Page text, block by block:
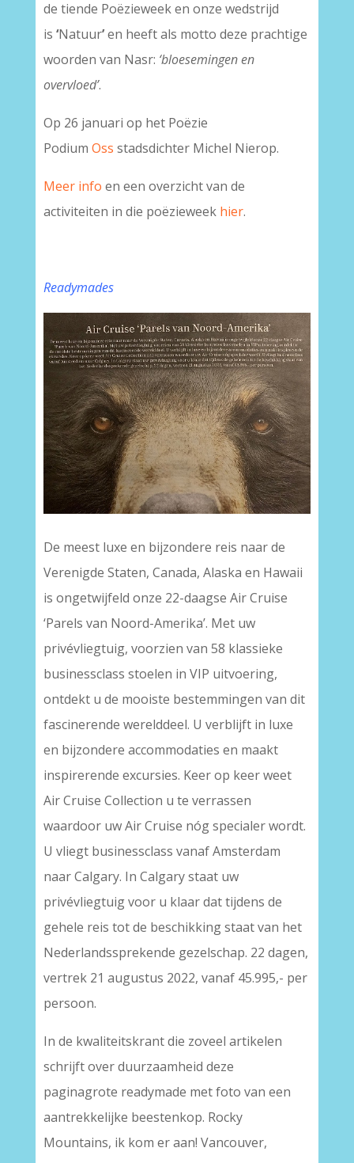
de tiende Poëzieweek en onze wedstrijd
is ‘Natuur’en heeft als motto deze prachtige
woorden van Nasr: ‘bloesemingen en
overvloed’.
Op 26 januari op het Poëzie
Podium Oss stadsdichter Michel Nierop.
Meer info en een overzicht van de
activiteiten in die poëzieweek hier.
Readymades
De meest luxe en bijzondere reis naar de
Verenigde Staten, Canada, Alaska en Hawaii
is ongetwijfeld onze 22-daagse Air Cruise
‘Parels van Noord-Amerika’. Met uw
privévliegtuig, voorzien van 58 klassieke
businessclass stoelen in VIP uitvoering,
ontdekt u de mooiste bestemmingen van dit
fascinerende werelddeel. U verblijft in luxe
en bijzondere accommodaties en maakt
inspirerende excursies. Keer op keer weet
Air Cruise Collection u te verrassen
waardoor uw Air Cruise nóg specialer wordt.
U vliegt businessclass vanaf Amsterdam
naar Calgary. In Calgary staat uw
privévliegtuig voor u klaar dat tijdens de
gehele reis tot de beschikking staat van het
Nederlandssprekende gezelschap. 22 dagen,
vertrek 21 augustus 2022, vanaf 45.995,- per
persoon.
In de kwaliteitskrant die zoveel artikelen
schrijft over duurzaamheid deze
paginagrote readymade met foto van een
aantrekkelijke beestenkop. Rocky
Mountains, ik kom er aan! Vancouver,